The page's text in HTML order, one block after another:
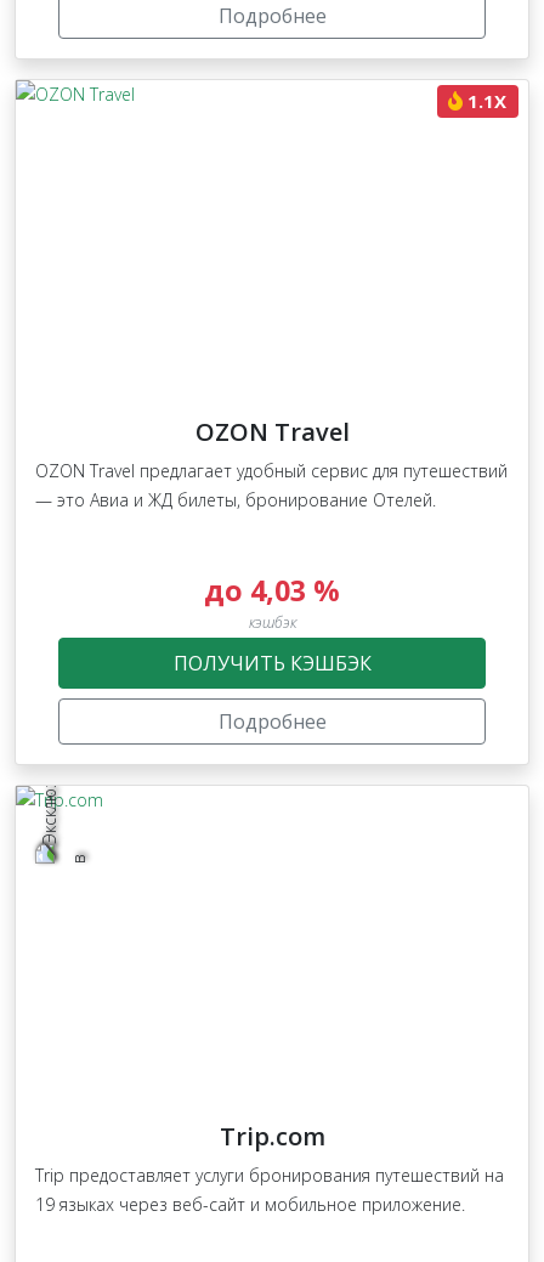
Подробнее
1.1X
OZON Travel
OZON Travel предлагает удобный сервис для путешествий
— это Авиа и ЖД билеты, бронирование Отелей.
до 4,03 %
кэшбэк
ПОЛУЧИТЬ КЭШБЭК
Подробнее
Trip.com
Trip предоставляет услуги бронирования путешествий на
19 языках через веб-сайт и мобильное приложение.